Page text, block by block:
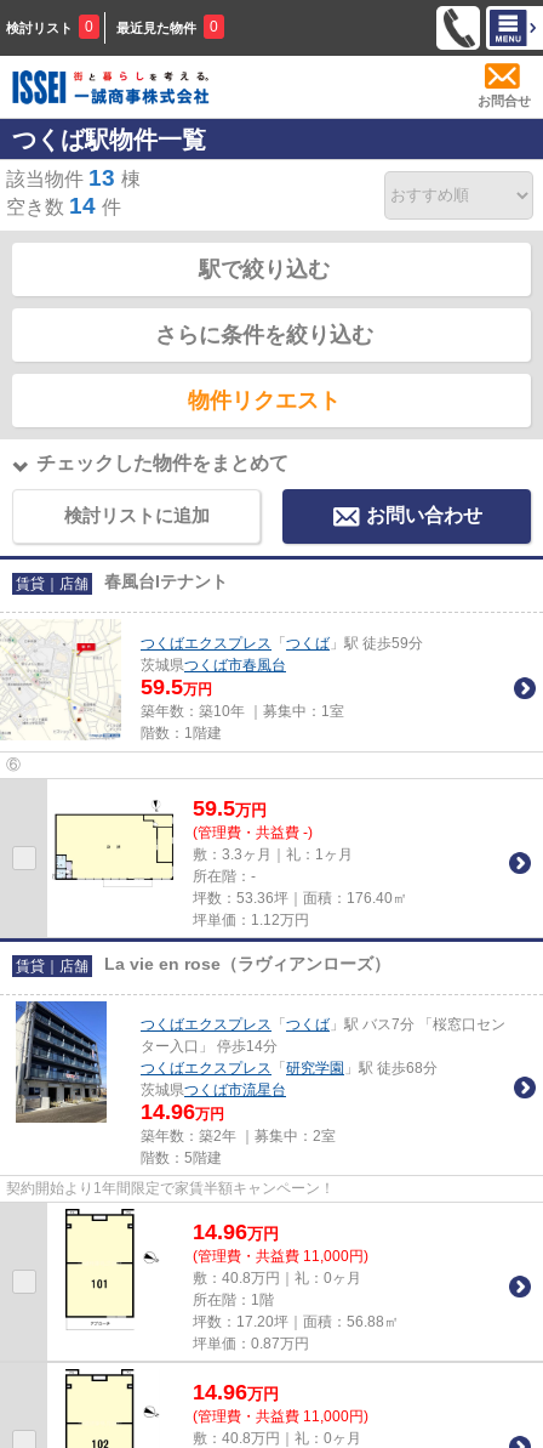
検討リスト 0 最近見た物件 0
お問合せ
つくば駅物件一覧
該当物件 13 棟
空き数 14 件
駅で絞り込む
さらに条件を絞り込む
物件リクエスト
チェックした物件をまとめて
検討リストに追加 お問い合わせ
賃貸｜店舗 春風台Iテナント
つくばエクスプレス 「 つくば 」駅 徒歩59分
茨城県つくば市春風台
59.5万円
築年数：築10年 ｜募集中： 1室
階数：1階建
⑥
59.5万円
(管理費・共益費 -)
敷：3.3ヶ月｜礼：1ヶ月
所在階：-
坪数：53.36坪｜面積：176.40㎡
坪単価： 1.12万円
賃貸｜店舗 La vie en rose（ラヴィアンローズ）
つくばエクスプレス 「 つくば 」駅 バス7分 「桜窓口セン
ター入口」 停歩14分
つくばエクスプレス 「 研究学園 」駅 徒歩68分
茨城県つくば市流星台
14.96万円
築年数：築2年 ｜募集中： 2室
階数：5階建
契約開始より1年間限定で家賃半額キャンペーン！
14.96万円
(管理費・共益費 11,000円)
敷：40.8万円｜礼：0ヶ月
所在階：1階
坪数：17.20坪｜面積：56.88㎡
坪単価： 0.87万円
14.96万円
(管理費・共益費 11,000円)
敷：40.8万円｜礼：0ヶ月